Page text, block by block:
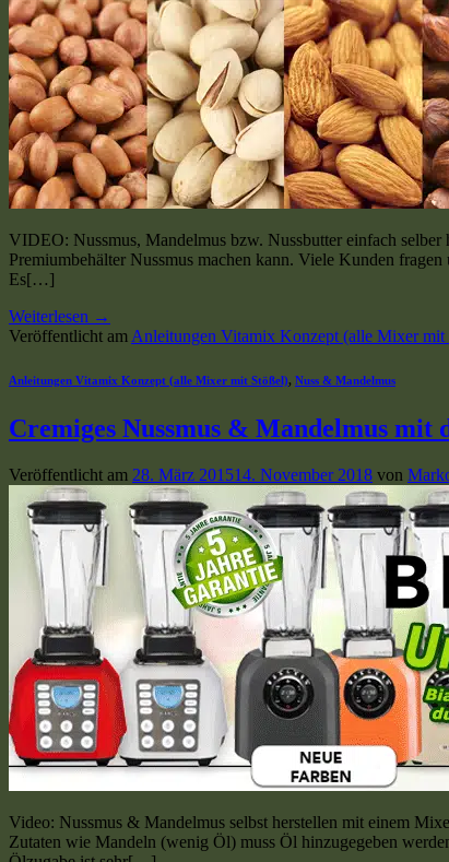
VIDEO: Nussmus, Mandelmus bzw. Nussbutter einfach
Premiumbehälter Nussmus machen kann. Viele Kunden
Es[…]
Weiterlesen →
Veröffentlicht am Anleitungen Vitamix Konzept (alle Mixer mit
Anleitungen Vitamix Konzept (alle Mixer mit Stößel), Nuss & Mandelmus
Cremiges Nussmus & Mandelmus mit
Veröffentlicht am 28. März 201514. November 2018 von
Video: Nussmus & Mandelmus selbst herstellen mit einem
Zutaten wie Mandeln (wenig Öl) muss Öl hinzugegeben